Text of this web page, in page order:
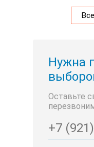
Нужна
Оставьте